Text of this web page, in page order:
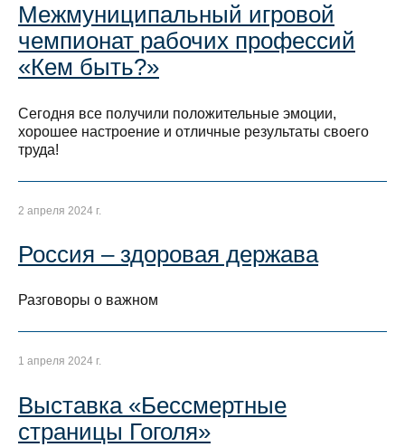
Межмуниципальный игровой
чемпионат рабочих профессий
«Кем быть?»
Сегодня все получили положительные эмоции,
хорошее настроение и отличные результаты своего
труда!
2 апреля 2024 г.
Россия – здоровая держава
Разговоры о важном
1 апреля 2024 г.
Выставка «Бессмертные
страницы Гоголя»